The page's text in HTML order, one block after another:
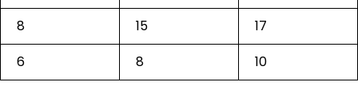
8
15
17
6
8 10